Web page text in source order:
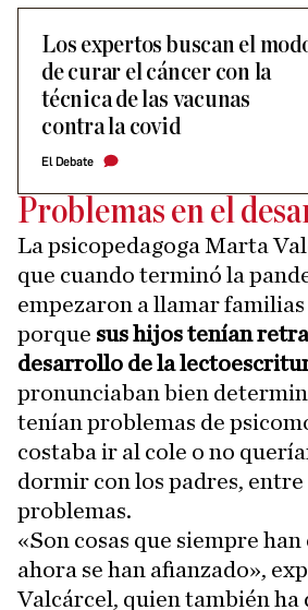
Los expertos buscan el
de curar el cáncer con la
técnica de las vacunas
contra la covid
El Debate
Problemas en el
La psicopedagoga Marta
que cuando terminó la
empezaron a llamar
porque sus hijos tenían
desarrollo de la
pronunciaban bien
tenían problemas de
costaba ir al cole o no
dormir con los padres,
problemas.
«Son cosas que siempre
ahora se han afianzado»,
Valcárcel, quien también ha